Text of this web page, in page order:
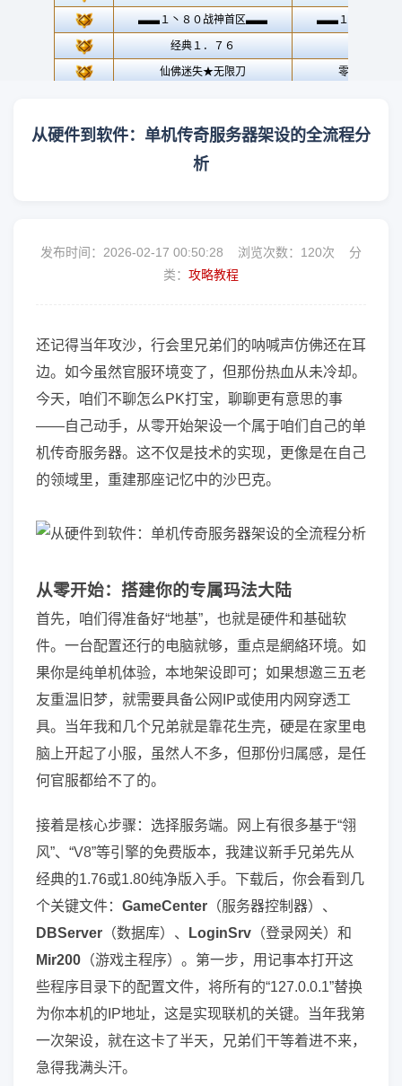
从硬件到软件：单机传奇服务器架设的全流程分
析
发布时间：2026-02-17 00:50:28 浏览次数： 120次 分
类： 攻略教程
还记得当年攻沙，行会里兄弟们的呐喊声仿佛还在耳
边。如今虽然官服环境变了，但那份热血从未冷却。
今天，咱们不聊怎么PK打宝，聊聊更有意思的事
——自己动手，从零开始架设一个属于咱们自己的单
机传奇服务器。这不仅是技术的实现，更像是在自己
的领域里，重建那座记忆中的沙巴克。
从零开始：搭建你的专属玛法大陆
首先，咱们得准备好“地基”，也就是硬件和基础软
件。一台配置还行的电脑就够，重点是網絡环境。如
果你是纯单机体验，本地架设即可；如果想邀三五老
友重温旧梦，就需要具备公网IP或使用内网穿透工
具。当年我和几个兄弟就是靠花生壳，硬是在家里电
脑上开起了小服，虽然人不多，但那份归属感，是任
何官服都给不了的。
接着是核心步骤：选择服务端。网上有很多基于“翎
风”、“V8”等引擎的免费版本，我建议新手兄弟先从
经典的1.76或1.80纯净版入手。下载后，你会看到几
个关键文件： GameCenter （服务器控制器）、
DBServer （数据库）、 LoginSrv （登录网关）和
Mir200 （游戏主程序）。第一步，用记事本打开这
些程序目录下的配置文件，将所有的“127.0.0.1”替换
为你本机的IP地址，这是实现联机的关键。当年我第
一次架设，就在这卡了半天，兄弟们干等着进不来，
急得我满头汗。